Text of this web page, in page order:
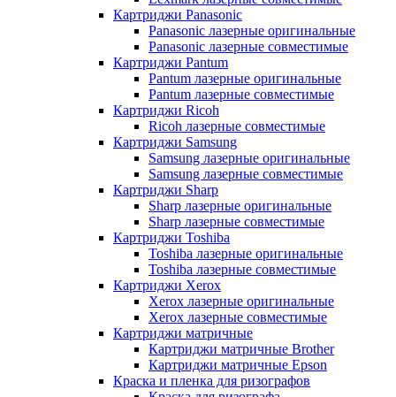
Картриджи Panasonic
Panasonic лазерные оригинальные
Panasonic лазерные совместимые
Картриджи Pantum
Pantum лазерные оригинальные
Pantum лазерные совместимые
Картриджи Ricoh
Ricoh лазерные совместимые
Картриджи Samsung
Samsung лазерные оригинальные
Samsung лазерные совместимые
Картриджи Sharp
Sharp лазерные оригинальные
Sharp лазерные совместимые
Картриджи Toshiba
Toshiba лазерные оригинальные
Toshiba лазерные совместимые
Картриджи Xerox
Xerox лазерные оригинальные
Xerox лазерные совместимые
Картриджи матричные
Картриджи матричные Brother
Картриджи матричные Epson
Краска и пленка для ризографов